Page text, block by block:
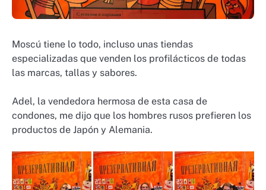
Moscú tiene lo todo, incluso unas tiendas
especializadas que venden los profilácticos de todas
las marcas, tallas y sabores.
Adel, la vendedora hermosa de esta casa de
condones, me dijo que los hombres rusos prefieren los
productos de Japón y Alemania.